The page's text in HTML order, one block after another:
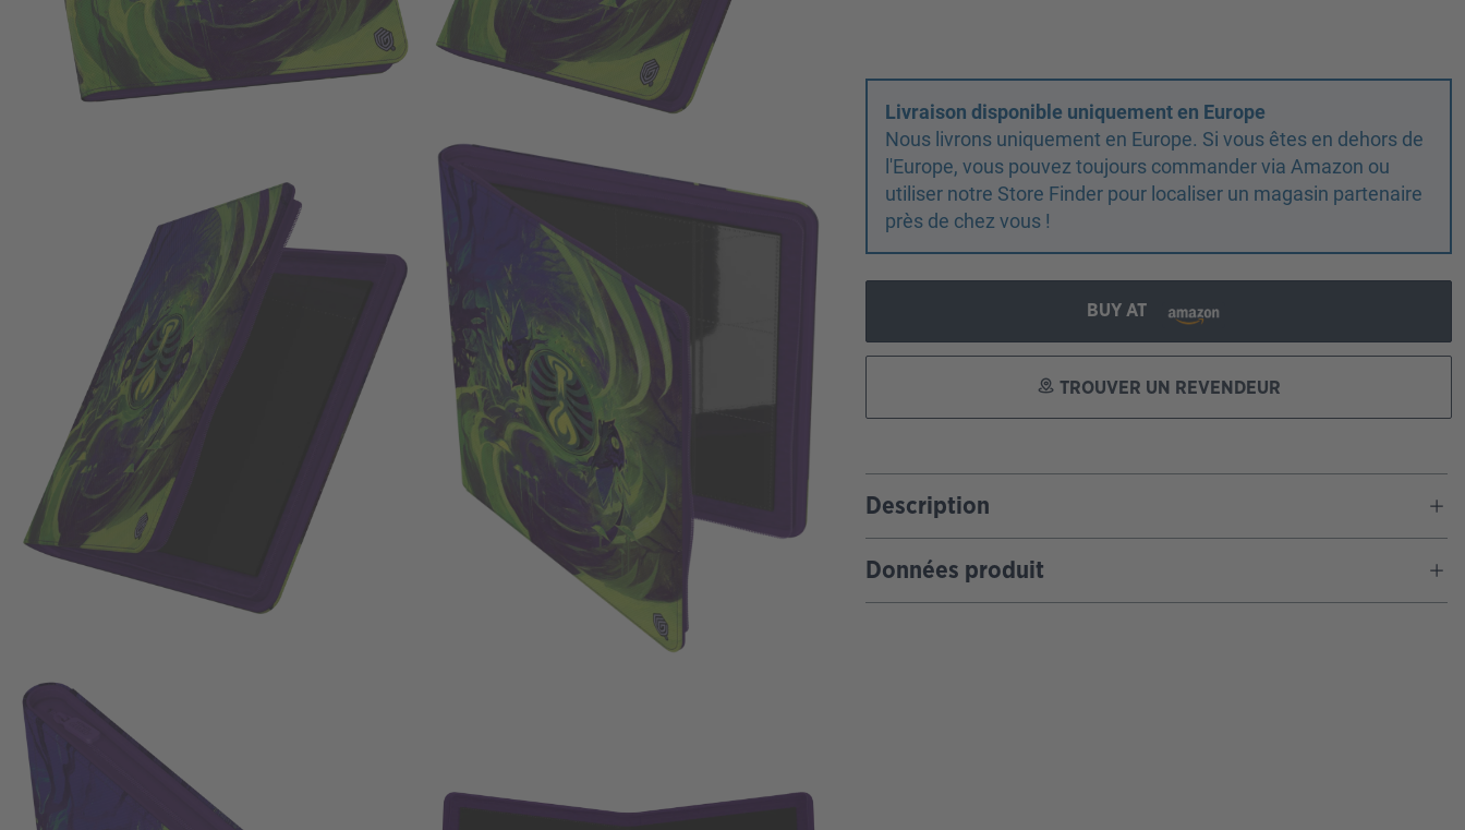
Livraison disponible uniquement en Europe
Nous livrons uniquement en Europe. Si vous êtes en dehors de
l'Europe, vous pouvez toujours commander via Amazon ou
utiliser notre Store Finder pour localiser un magasin partenaire
près de chez vous !
BUY AT
TROUVER UN REVENDEUR
Description
Données produit